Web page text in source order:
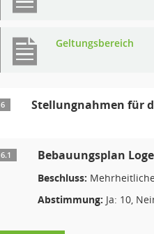
Geltungsbereich
Stellungnahmen für
Bebauungsplan
Beschluss:
Abstimmung: Ja: 10,